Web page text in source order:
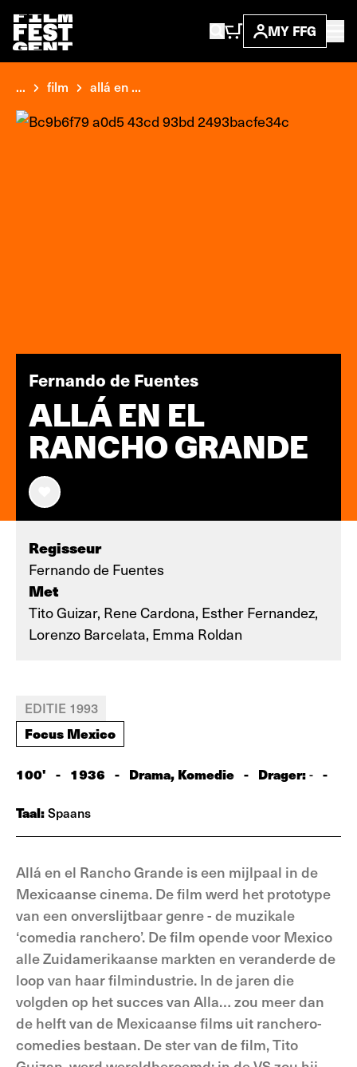
MY FFG
... film allá en ...
Fernando de Fuentes
ALLÁ EN EL
RANCHO GRANDE
Regisseur
Fernando de Fuentes
Met
Tito Guizar, Rene Cardona, Esther Fernandez,
Lorenzo Barcelata, Emma Roldan
EDITIE 1993
Focus Mexico
100' - 1936 - Drama, Komedie - Drager:- -
Taal:Spaans
Allá en el Rancho Grande is een mijlpaal in de
Mexicaanse cinema. De film werd het prototype
van een onverslijtbaar genre - de muzikale
‘comedia ranchero’. De film opende voor Mexico
alle Zuidamerikaanse markten en veranderde de
loop van haar filmindustrie. In de jaren die
volgden op het succes van Alla… zou meer dan
de helft van de Mexicaanse films uit ranchero-
comedies bestaan. De ster van de film, Tito